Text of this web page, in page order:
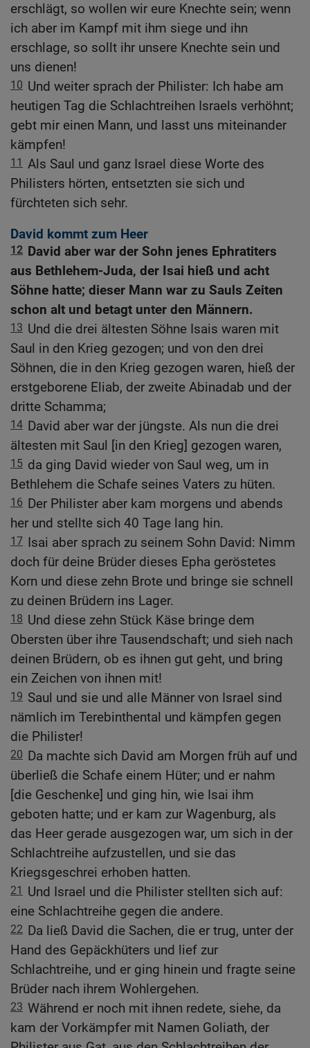
erschlägt, so wollen wir eure Knechte sein; wenn
ich aber im Kampf mit ihm siege und ihn
erschlage, so sollt ihr unsere Knechte sein und
uns dienen!
10 Und weiter sprach der Philister: Ich habe am
heutigen Tag die Schlachtreihen Israels verhöhnt;
gebt mir einen Mann, und lasst uns miteinander
kämpfen!
11 Als Saul und ganz Israel diese Worte des
Philisters hörten, entsetzten sie sich und
fürchteten sich sehr.
David kommt zum Heer
12 David aber war der Sohn jenes Ephratiters
aus Bethlehem-Juda, der Isai hieß und acht
Söhne hatte; dieser Mann war zu Sauls Zeiten
schon alt und betagt unter den Männern.
13 Und die drei ältesten Söhne Isais waren mit
Saul in den Krieg gezogen; und von den drei
Söhnen, die in den Krieg gezogen waren, hieß der
erstgeborene Eliab, der zweite Abinadab und der
dritte Schamma;
14 David aber war der jüngste. Als nun die drei
ältesten mit Saul [in den Krieg] gezogen waren,
15 da ging David wieder von Saul weg, um in
Bethlehem die Schafe seines Vaters zu hüten.
16 Der Philister aber kam morgens und abends
her und stellte sich 40 Tage lang hin.
17 Isai aber sprach zu seinem Sohn David: Nimm
doch für deine Brüder dieses Epha geröstetes
Korn und diese zehn Brote und bringe sie schnell
zu deinen Brüdern ins Lager.
18 Und diese zehn Stück Käse bringe dem
Obersten über ihre Tausendschaft; und sieh nach
deinen Brüdern, ob es ihnen gut geht, und bring
ein Zeichen von ihnen mit!
19 Saul und sie und alle Männer von Israel sind
nämlich im Terebinthental und kämpfen gegen
die Philister!
20 Da machte sich David am Morgen früh auf und
überließ die Schafe einem Hüter; und er nahm
[die Geschenke] und ging hin, wie Isai ihm
geboten hatte; und er kam zur Wagenburg, als
das Heer gerade ausgezogen war, um sich in der
Schlachtreihe aufzustellen, und sie das
Kriegsgeschrei erhoben hatten.
21
Und Israel und die Philister stellten sich auf:
eine Schlachtreihe gegen die andere.
22 Da ließ David die Sachen, die er trug, unter der
Hand des Gepäckhüters und lief zur
Schlachtreihe, und er ging hinein und fragte seine
Brüder nach ihrem Wohlergehen.
23 Während er noch mit ihnen redete, siehe, da
kam der Vorkämpfer mit Namen Goliath, der